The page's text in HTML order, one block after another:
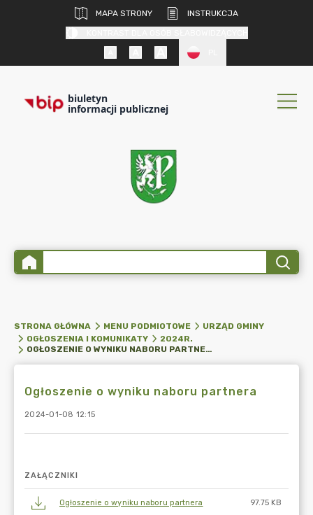
MAPA STRONY
INSTRUKCJA
biuletyn
informacji publicznej
STRONA GŁÓWNA MENU PODMIOTOWE
URZĄD GMINY
OGŁOSZENIA I KOMUNIKATY
2024R.
OGŁOSZENIE O WYNIKU NABORU PARTNERA
Ogłoszenie o wyniku naboru partnera
2024-01-08 12:15
ZAŁĄCZNIKI
Ogłoszenie o wyniku naboru partnera 97.75 KB